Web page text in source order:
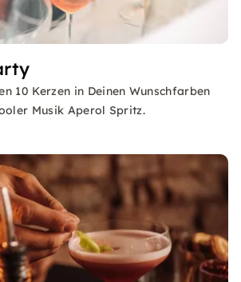
10 Kerzen in Deinen Wunschfarben
Musik Aperol Spritz.